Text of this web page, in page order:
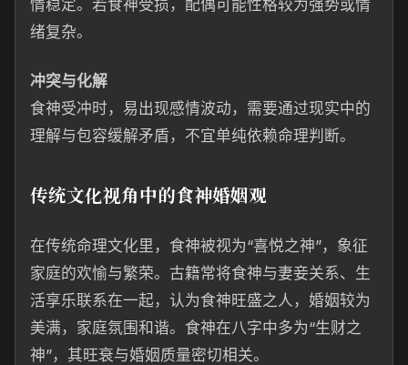
情稳定。若食神受损，配偶可能性格较为强势或情
绪复杂。
冲突与化解
食神受冲时，易出现感情波动，需要通过现实中的
理解与包容缓解矛盾，不宜单纯依赖命理判断。
传统文化视角中的食神婚姻观
在传统命理文化里，食神被视为“喜悦之神”，象征
家庭的欢愉与繁荣。古籍常将食神与妻妾关系、生
活享乐联系在一起，认为食神旺盛之人，婚姻较为
美满，家庭氛围和谐。食神在八字中多为“生财之
神”，其旺衰与婚姻质量密切相关。